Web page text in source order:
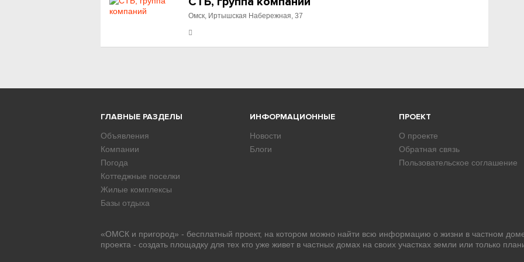
Омск, Иртышская Набережная, 37
ГЛАВНЫЕ РАЗДЕЛЫ
Объявления
Компании
Погода
Коттеджные поселки
Жилые комплексы
Базы отдыха
ИНФОРМАЦИОННЫЕ
Новости
Блоги
ПРОЕКТ
О проекте
Обратная связь
Пользовательское соглашение
«ОМСК и пригород» - бесплатный проект, на котором можно найти всю информацию о жизни в частном
проекта - создать площадку для тех кто уже живет в частных домах на своих участках земли или только